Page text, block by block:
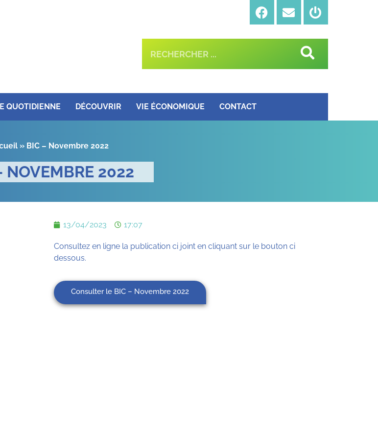
QUOTIDIENNE DÉCOUVRIR VIE ÉCONOMIQUE CONTACT
» BIC – Novembre 2022
NOVEMBRE 2022
13/04/2023 17:07
Consultez en ligne la publication ci joint en cliquant sur le bouton ci
dessous.
Consulter le BIC – Novembre 2022